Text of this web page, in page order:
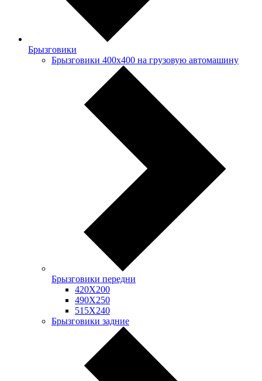
Брызговики
Брызговики 400х400 на грузовую автомашину
Брызговики передни
420Х200
490Х250
515Х240
Брызговики задние